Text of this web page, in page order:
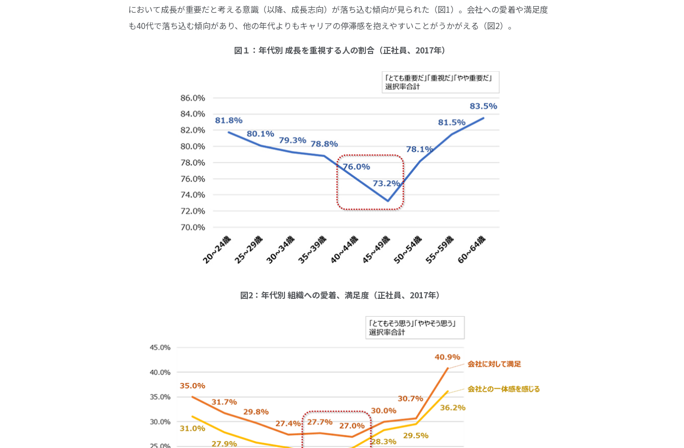
において成長が重要だと考える意識（以降、成長志向）が落ち込む傾向が見られた（図1）。会社への愛着や満足度
も40代で落ち込む傾向があり、他の年代よりもキャリアの停滞感を抱えやすいことがうかがえる（図2）。
図１：年代別 成長を重視する人の割合（正社員、2017年）
図2：年代別 組織への愛着、満足度（正社員、2017年）